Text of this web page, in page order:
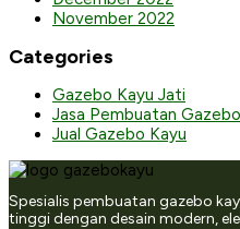
November 2022
Categories
Gazebo Kayu Jati
Jasa Pembuatan Gazebo
Jual Gazebo Kayu
Spesialis pembuatan gazebo
tinggi dengan desain modern,